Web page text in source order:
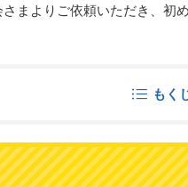
まよりご依頼いただき、初
もく